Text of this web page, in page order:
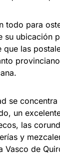
todo para
su ubicación
las
se
un
las
y
Vasco de